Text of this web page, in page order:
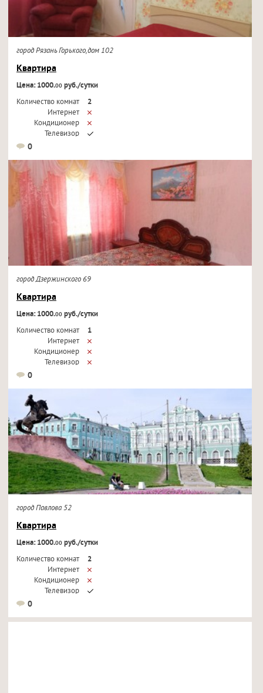
город Рязань Горького,дом 102
Квартира
Цена: 1000.00руб./сутки
Количество комнат
2
Интернет
Кондиционер
Телевизор
0
город Дзержинского 69
Квартира
Цена: 1000.00руб./сутки
Количество комнат
1
Интернет
Кондиционер
Телевизор
0
город Павлова 52
Квартира
Цена: 1000.00руб./сутки
Количество комнат
2
Интернет
Кондиционер
Телевизор
0